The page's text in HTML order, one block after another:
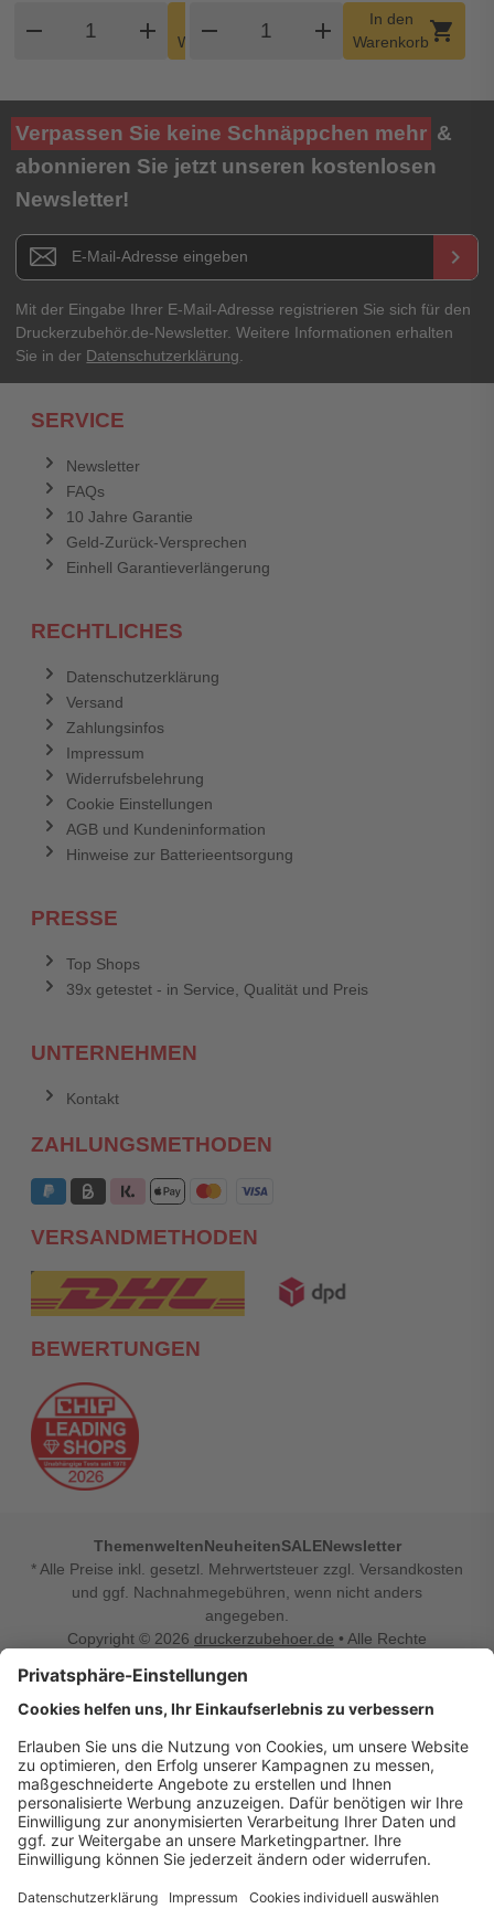
remove add
Warenkorb
shopping_cart
remove
Produkt Warenkorb
add
In den
Warenkorbshopping_cart
Verpassen Sie keine Schnäppchen mehr &
abonnieren Sie jetzt unseren kostenlosen
Newsletter!
Newsletter E-Mail Adresse keyboard_arrow_right
Mit der Eingabe Ihrer E-Mail-Adresse registrieren Sie sich für den
Druckerzubehör.de-Newsletter. Weitere Informationen erhalten
Sie in der Datenschutzerklärung
SERVICE
Newsletter
FAQs
10 Jahre Garantie
Geld-Zurück-Versprechen
Einhell Garantieverlängerung
RECHTLICHES
Datenschutzerklärung
Versand
Zahlungsinfos
Impressum
Widerrufsbelehrung
Cookie Einstellungen
AGB und Kundeninformation
Hinweise zur Batterieentsorgung
PRESSE
Top Shops
39x getestet - in Service, Qualität und Preis
UNTERNEHMEN
Kontakt
ZAHLUNGSMETHODEN
VERSANDMETHODEN
BEWERTUNGEN
ThemenweltenNeuheitenSALENewsletter
* Alle Preise inkl. gesetzl. Mehrwertsteuer zzgl. Versandkosten
und ggf. Nachnahmegebühren, wenn nicht anders
angegeben.
Copyright © 2026 druckerzubehoer.de • Alle Rechte
Vertrag widerrufen
Druckerzubehoer.de – preiswerte Qualität für Ihr Office
Sie sind auf der Suche nach dem passenden Druckerzubehör
oder Zubehör für das Büro, den Computer oder Ihr
Smartphone? Dann sind Sie bei Druckerzubehoer.de genau
richtig! Unser breites Sortiment bietet unter anderem Tinte
und Toner für alle gängigen Druckermodelle – großer sowie
kleiner Hersteller. Zugleich sind wir Ihr Online Fachhandel für
einrichten, die Werkstatt ausstatten oder den Alltag mit